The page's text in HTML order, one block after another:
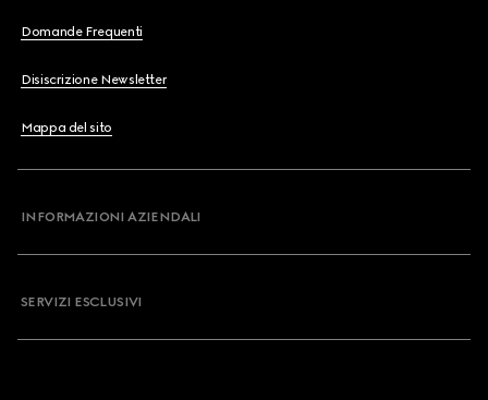
Domande Frequenti
Disiscrizione Newsletter
Mappa del sito
INFORMAZIONI AZIENDALI
SERVIZI ESCLUSIVI